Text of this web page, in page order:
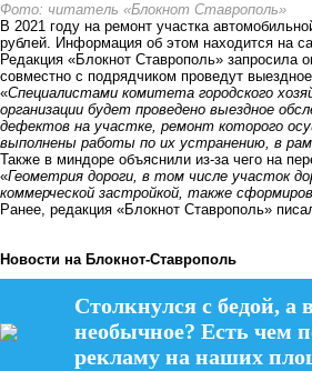
Фото: читатель «Блокнот Ставрополь»
В 2021 году на ремонт участка
рублей. Информация об этом находится на
Редакция «Блокнот Ставрополь»
совместно с подрядчиком проведут
«Специалистами комитета городского
организации будет проведено выездное
дефектов на участке, ремонт которого
выполнены работы по их устранению, в
Также в миндоре объяснили из-за чего на
«Геометрия дороги, в том числе участок
коммерческой застройкой, также
Ранее, редакция «Блокнот Ставрополь»
Новости на Блoкнoт-Ставрополь
Столкнулся с бедой, а
необычное? Есть чем
рекламу на наших